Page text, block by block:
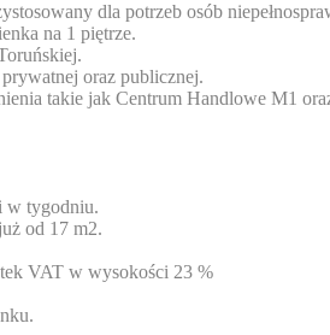
dla potrzeb osób
na 1 piętrze.
oraz publicznej.
takie jak Centrum Handlowe M1
w tygodniu.
od 17 m2.
VAT w wysokości 23 %